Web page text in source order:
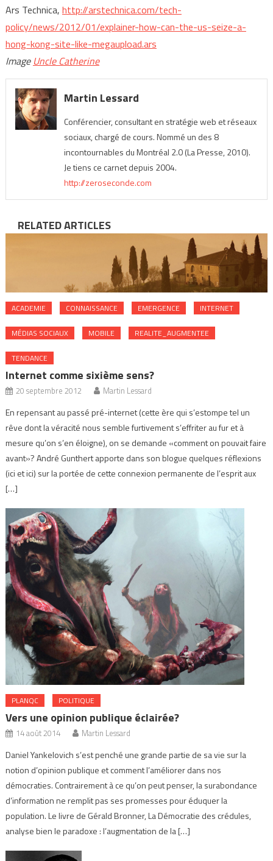
Ars Technica, http://arstechnica.com/tech-
policy/news/2012/01/explainer-how-can-the-us-seize-a-
hong-kong-site-like-megaupload.ars
Image Uncle Catherine
Martin Lessard
Conférencier, consultant en stratégie web et réseaux
sociaux, chargé de cours. Nommé un des 8
incontournables du Montréal 2.0 (La Presse, 2010).
Je tiens ce carnet depuis 2004.
http://zeroseconde.com
RELATED ARTICLES
ACADEMIE CONNAISSANCE EMERGENCE INTERNET
MÉDIAS SOCIAUX MOBILE REALITE_AUGMENTEE
TENDANCE
Internet comme sixième sens?
20 septembre 2012 Martin Lessard
En repensant au passé pré-internet (cette ère qui s’estompe tel un
rêve dont la véracité nous semble furtivement s’effriter au fur et à
mesure qu’on s’en éloigne), on se demande «comment on pouvait faire
avant»? André Gunthert apporte dans son blogue quelques réflexions
(ici et ici) sur la portée de cette connexion permanente de l’esprit aux
[…]
PLANQC POLITIQUE
Vers une opinion publique éclairée?
14 août 2014 Martin Lessard
Daniel Yankelovich s’est penché une grande partie de sa vie sur la
notion d’opinion publique et comment l’améliorer dans nos
démocraties. Contrairement à ce qu’on peut penser, la surabondance
d’information ne remplit pas ses promesses pour éduquer la
population. Le livre de Gérald Bronner, La Démocratie des crédules,
analyse bien le paradoxe : l’augmentation de la […]